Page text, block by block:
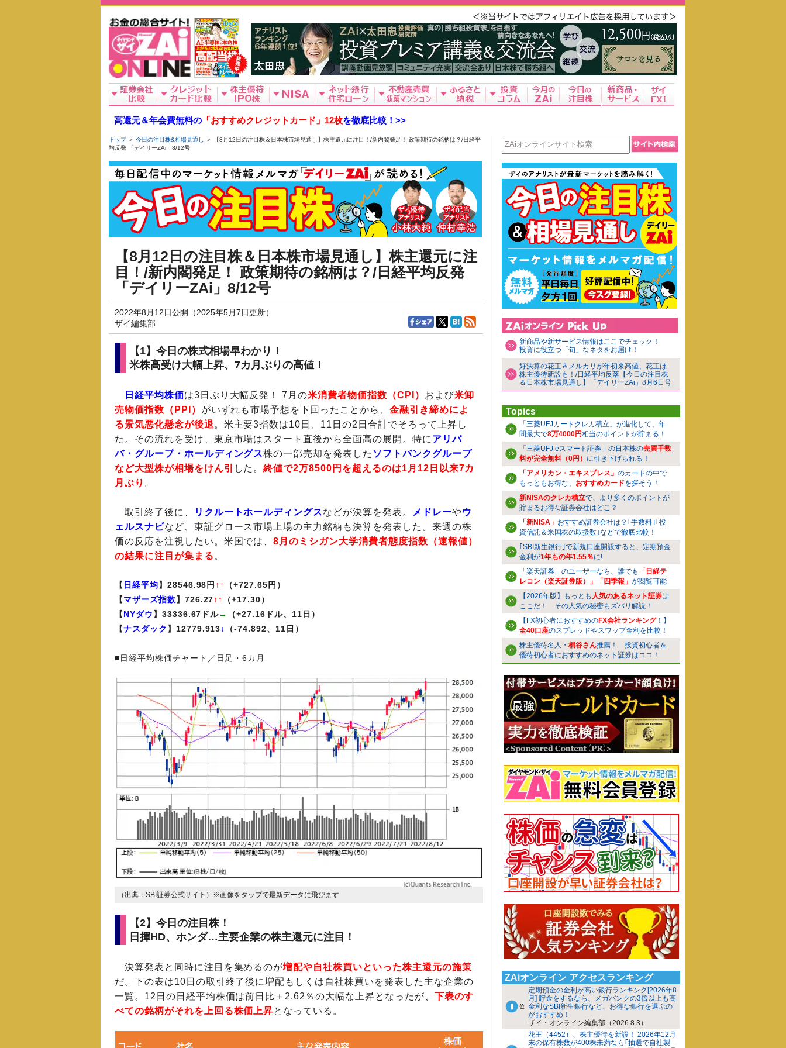
高還元＆年会費無料の 「おすすめクレジットカード」12枚を徹底比較！>>
トップ＞ 今日の注目株&相場見通し
＞ 【8月12日の注目株＆日本株市場見通し】株主還元に注目！/新内閣発足！ 政策期待の銘柄は？/日経平
均反発 「デイリーZAi」8/12号
【8月12日の注目株＆日本株市場見通し】株主還元に注
目！/新内閣発足！ 政策期待の銘柄は？/日経平均反発
「デイリーZAi」8/12号
2022年8月12日公開（2025年5月7日更新）
ザイ編集部
【1】今日の株式相場早わかり！
米株高受け大幅上昇、7カ月ぶりの高値！
日経平均株価は3日ぶり大幅反発！ 7月の米消費者物価指数（CPI） および米卸
売物価指数（PPI） がいずれも市場予想を下回ったことから、 金融引き締めによ
る景気悪化懸念が後退 。米主要3指数は10日、11日の2日合計でそろって上昇し
た。その流れを受け、東京市場はスタート直後から全面高の展開。特に アリバ
バ・グループ・ホールディングス株の一部売却を発表した ソフトバンクグループ
など大型株が相場をけん引
した。終値で2万8500円を超えるのは1月12日以来7カ
月ぶり 。
取引終了後に、 リクルートホールディングスなどが決算を発表。 メドレーやウ
ェルスナビなど、東証グロース市場上場の主力銘柄も決算を発表した。来週の株
価の反応を注視したい。米国では、8月のミシガン大学消費者態度指数（速報値）
の結果に注目が集まる 。
【 日経平均】28546.98円 ↑↑
（+727.65円）
【マザーズ指数】726.27↑↑
（+17.30）
【NYダウ 】33336.67ドル→
（+27.16ドル、11日）
【ナスダック 】12779.913↓ （-74.892、11日）
■日経平均株価チャート／日足・6カ月
（出典：SBI証券公式サイト）※画像をタップで最新データに飛びます
【2】今日の注目株！
日揮HD、ホンダ…主要企業の株主還元に注目！
決算発表と同時に注目を集めるのが増配や自社株買いといった株主還元の施策
だ。下の表は10日の取引終了後に増配もしくは自社株買いを発表した主な企業の
一覧。12日の日経平均株価は前日比＋2.62％の大幅な上昇となったが、 下表のす
べての銘柄がそれを上回る株価上昇となっている。
新商品や新サービス情報はここでチェック！
投資に役立つ「旬」なネタをお届け！
好決算の花王＆メルカリが年初来高値、花王は
株主優待新設も！/日経平均反落【今日の注目株
＆日本株市場見通し】「デイリーZAi」8月6日号
Topics
「三菱UFJカードクレカ積立」が進化して、年
間最大で8万4000円相当のポイントが貯まる！
「三菱UFJ eスマート証券」の日本株の売買手数
料が完全無料（0円） に引き下げられる！
「アメリカン・エキスプレス」 のカードの中で
もっともお得な、 おすすめカードを探そう！
新NISAのクレカ積立で、より多くのポイントが
貯まるお得な証券会社はどこ？
「新NISA」 おすすめ証券会社は？｢手数料｣｢投
資信託＆米国株の取扱数｣などで徹底比較！
｢SBI新生銀行｣で新規口座開設すると、定期預金
金利が1年もの年1.55％に!
「楽天証券」のユーザーなら、誰でも
「日経テ
レコン（楽天証券版）」「四季報」 が閲覧可能
【2026年版】もっとも 人気のあるネット証券は
ここだ！ その人気の秘密もズバリ解説！
【FX初心者におすすめのFX会社ランキング！】
全40口座のスプレッドやスワップ金利を比較！
株主優待名人・ 桐谷さん推薦！ 投資初心者＆
優待初心者におすすめのネット証券はココ！
ZAiオンライン アクセスランキング
定期預金の金利が高い銀行ランキング[2026年8
月] 貯金をするなら、メガバンクの3倍以上も高
金利なSBI新生銀行など、お得な銀行を選ぶの
がおすすめ！
ザイ・オンライン編集部（2026.8.3）
花王（4452）、株主優待を新設！ 2026年12月
末の保有株数が400株未満なら｢抽選で自社製